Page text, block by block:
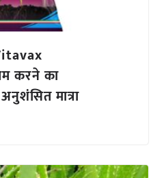
करने का
मात्रा